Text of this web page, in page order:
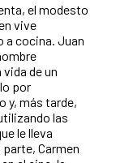
el modesto
vive
a cocina. Juan
de un
por
y, más tarde,
las
le lleva
Carmen